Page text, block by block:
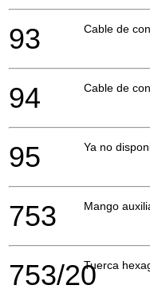
Cable de
93
Cable de
94
Ya no
95
Mango
753
Tuerca
753/20